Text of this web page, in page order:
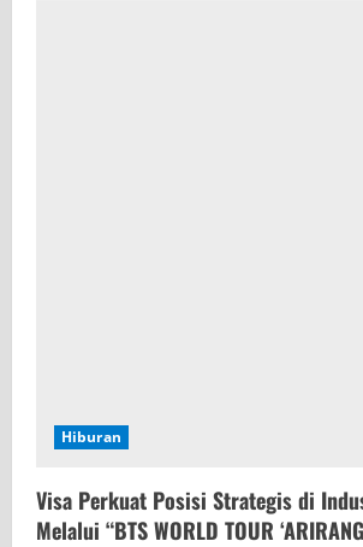
Hiburan
Visa Perkuat Posisi Strategis di
Melalui “BTS WORLD TOUR